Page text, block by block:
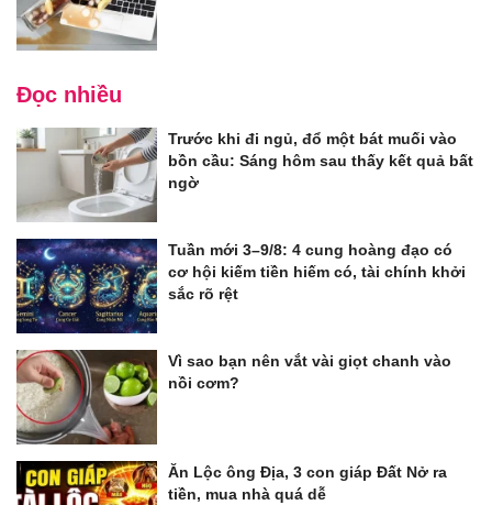
Đọc nhiều
Trước khi đi ngủ, đổ một bát muối vào
bồn cầu: Sáng hôm sau thấy kết quả bất
ngờ
Tuần mới 3–9/8: 4 cung hoàng đạo có
cơ hội kiếm tiền hiếm có, tài chính khởi
sắc rõ rệt
Vì sao bạn nên vắt vài giọt chanh vào
nồi cơm?
Ăn Lộc ông Địa, 3 con giáp Đất Nở ra
tiền, mua nhà quá dễ